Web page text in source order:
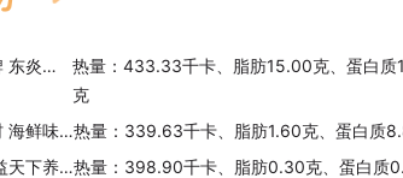
歪歪牌 东炎辣椒虾味方便面
热量：433.33千卡、脂肪15.00克、蛋白
克
海地村 海鲜味米线热量：339.63千卡、脂肪1.60克、蛋白质
益利 益天下养生 私房养生 素食原物原状食品(银耳阿胶桂圆枸杞)热量：398.90千卡、脂肪0.30克、蛋白质